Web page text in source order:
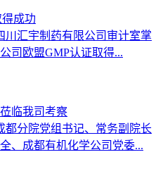
成功
川汇宇制药有限公司审计室掌
司欧盟GMP认证取得...
临我司考察
都分院党组书记、常务副院长
、成都有机化学公司党委...